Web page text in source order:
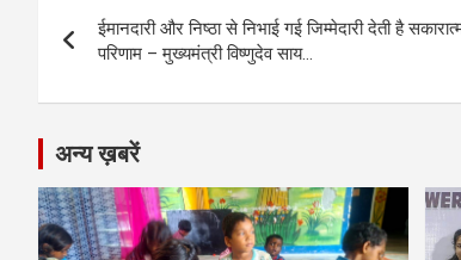
o
o
k
g
er
A
p
p
a
m
n
navigation
ईमानदारी और निष्ठा से निभाई गई जिम्मेदारी देती है
परिणाम – मुख्यमंत्री विष्णुदेव साय…
अन्य ख़बरें